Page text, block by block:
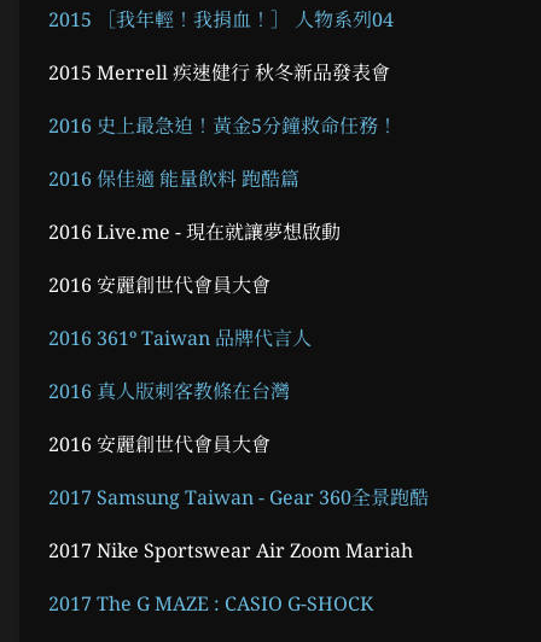
2015 ［我年輕！我捐血！］ 人物系列04
2015 Merrell 疾速健行 秋冬新品發表會
2016 史上最急迫！黃金5分鐘救命任務！
2016 保佳適 能量飲料 跑酷篇
2016 Live.me - 現在就讓夢想啟動
2016 安麗創世代會員大會
2016 361º Taiwan 品牌代言人
2016 真人版刺客教條在台灣
2016 安麗創世代會員大會
2017 Samsung Taiwan - Gear 360全景跑酷
2017 Nike Sportswear Air Zoom Mariah
2017 The G MAZE : CASIO G-SHOCK